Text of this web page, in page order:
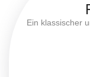
Ein klassischer